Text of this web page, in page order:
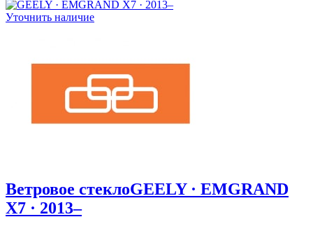
Уточнить наличие
Ветровое стеклоGEELY · EMGRAND
X7 · 2013–